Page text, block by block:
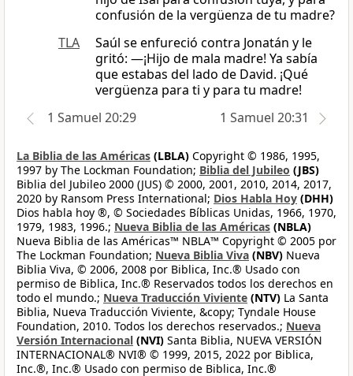
confusión de la vergüenza de tu madre?
TLA
Saúl se enfureció contra Jonatán y le
gritó: —¡Hijo de mala madre! Ya sabía
que estabas del lado de David. ¡Qué
vergüenza para ti y para tu madre!
1 Samuel 20:29
1 Samuel 20:31
La Biblia de las Américas (LBLA) Copyright © 1986, 1995,
1997 by The Lockman Foundation; Biblia del Jubileo (JBS)
Biblia del Jubileo 2000 (JUS) © 2000, 2001, 2010, 2014, 2017,
2020 by Ransom Press International; Dios Habla Hoy (DHH)
Dios habla hoy ®, © Sociedades Bíblicas Unidas, 1966, 1970,
1979, 1983, 1996.; Nueva Biblia de las Américas (NBLA)
Nueva Biblia de las Américas™ NBLA™ Copyright © 2005 por
The Lockman Foundation; Nueva Biblia Viva (NBV) Nueva
Biblia Viva, © 2006, 2008 por Biblica, Inc.® Usado con
permiso de Biblica, Inc.® Reservados todos los derechos en
todo el mundo.; Nueva Traducción Viviente (NTV) La Santa
Biblia, Nueva Traducción Viviente, &copy; Tyndale House
Foundation, 2010. Todos los derechos reservados.; Nueva
Versión Internacional (NVI) Santa Biblia, NUEVA VERSIÓN
INTERNACIONAL® NVI® © 1999, 2015, 2022 por Biblica,
Inc.®, Inc.® Usado con permiso de Biblica, Inc.®